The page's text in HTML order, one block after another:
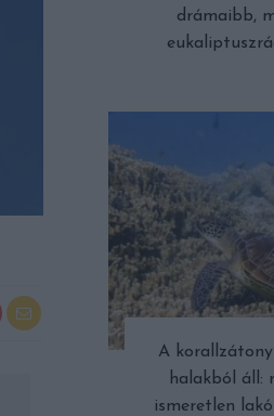
drámaibb,
A korallzátony
halakból áll:
ismeretlen